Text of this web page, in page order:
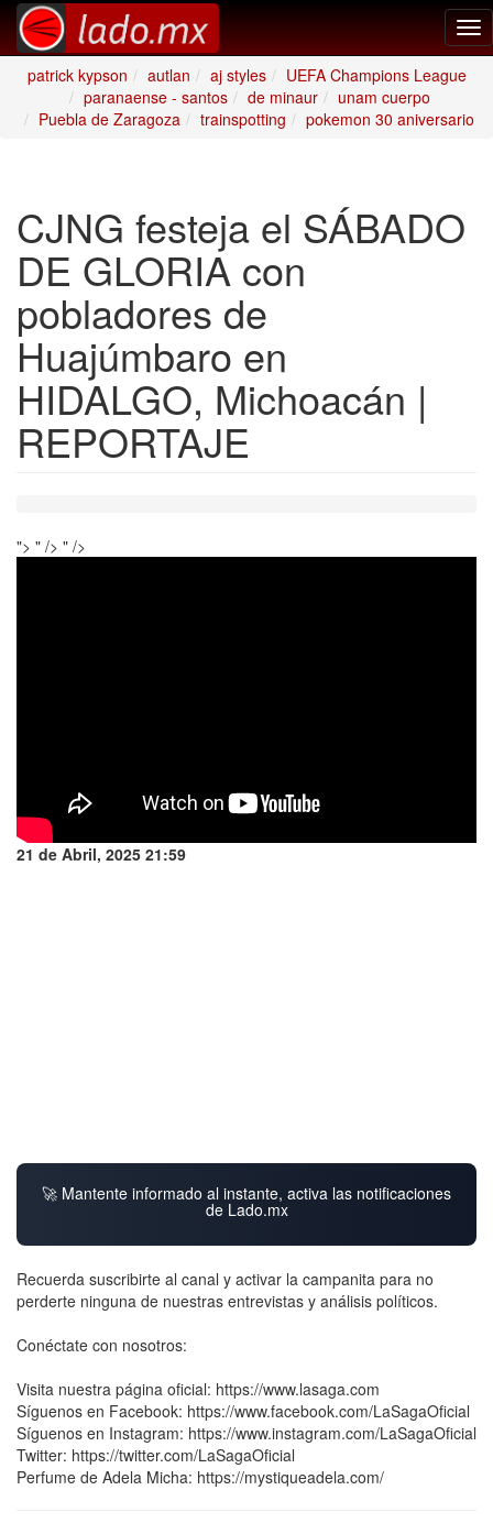
patrick kypson
autlan aj styles
UEFA Champions League
paranaense - santos
de minaur
unam cuerpo
Puebla de Zaragoza
trainspotting pokemon 30 aniversario
CJNG festeja el SÁBADO
DE GLORIA con
pobladores de
Huajúmbaro en
HIDALGO, Michoacán |
REPORTAJE
"> " /> " />
21 de Abril, 2025 21:59
🚀 Mantente informado al instante, activa las notificaciones
de Lado.mx
Recuerda suscribirte al canal y activar la campanita para no
perderte ninguna de nuestras entrevistas y análisis políticos.
Conéctate con nosotros:
Visita nuestra página oficial: https://www.lasaga.com
Síguenos en Facebook: https://www.facebook.com/LaSagaOficial
Síguenos en Instagram: https://www.instagram.com/LaSagaOficial
Twitter: https://twitter.com/LaSagaOficial
Perfume de Adela Micha: https://mystiqueadela.com/